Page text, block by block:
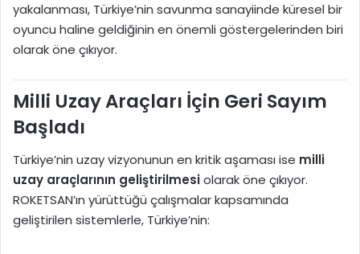
yakalanması, Türkiye’nin savunma sanayiinde küresel bir
oyuncu haline geldiğinin en önemli göstergelerinden biri
olarak öne çıkıyor.
Milli Uzay Araçları İçin Geri Sayım
Başladı
Türkiye’nin uzay vizyonunun en kritik aşaması ise milli
uzay araçlarının geliştirilmesiolarak öne çıkıyor.
ROKETSAN’ın yürüttüğü çalışmalar kapsamında
geliştirilen sistemlerle, Türkiye’nin: